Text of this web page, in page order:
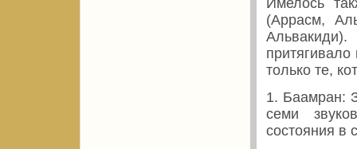
Имелось
(Aррасм,
притягивало
только те,
1. Баамран:
семи
состояния в